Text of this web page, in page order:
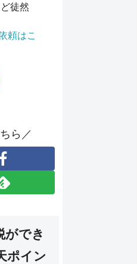
徒然
頼はこ
ら／
ができ
ポイン